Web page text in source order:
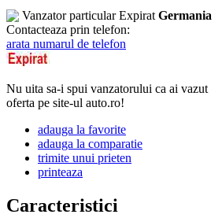
Vanzator particularExpirat Germania
Contacteaza prin telefon:
arata numarul de telefon
Nu uita sa-i spui vanzatorului ca ai vazut
oferta pe site-ul auto.ro!
adauga la favorite
adauga la comparatie
trimite unui prieten
printeaza
Caracteristici